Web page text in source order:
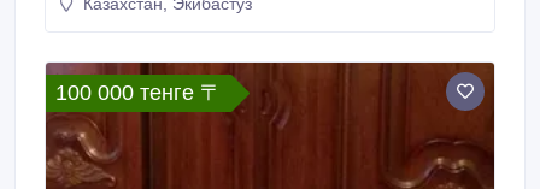
столе всегда были только экологически здоровые
100 000 тенге 〒